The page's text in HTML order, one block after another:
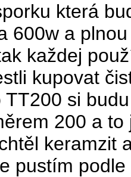
která
600w a
každej
kupovat
TT200 si
200 a
keramzit
pustím